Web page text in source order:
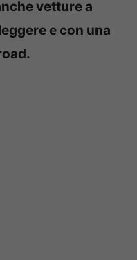
vetture a
e con una